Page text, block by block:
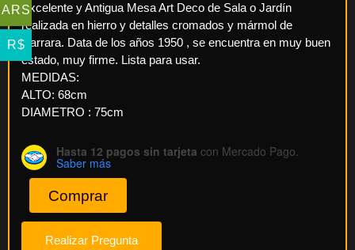
ARS
1.000.
ARS
850.
Excelente y Antigua Mesa Art Deco de Sala o Jardín
realizada en hierro y detalles cromados y mármol de
Carrara. Data de los años 1950 , se encuentra en muy buen
estado, muy firme. Lista para usar.
MEDIDAS:
ALTO: 68cm
DIAMETRO : 75cm
Hasta 12 pagos sin tarjeta con Mercado Pago.
Saber más
Comprar
ARS
R$